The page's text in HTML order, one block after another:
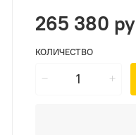
265 380
КОЛИЧЕСТВО